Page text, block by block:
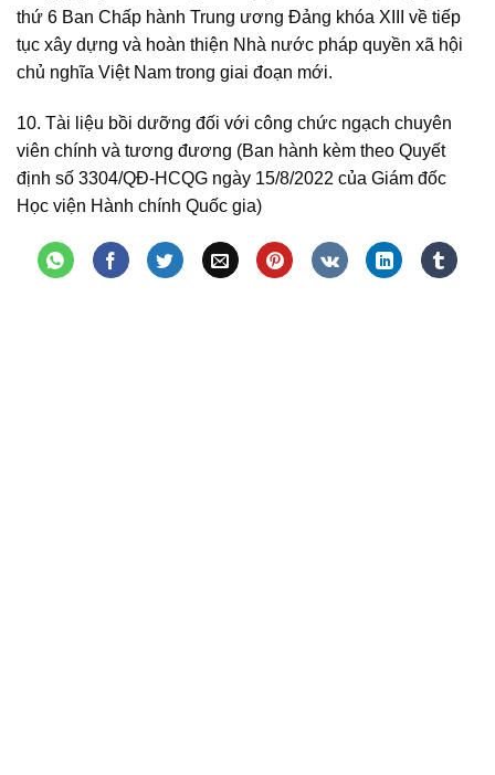
thứ 6 Ban Chấp hành Trung ương Đảng khóa XIII về tiếp
tục xây dựng và hoàn thiện Nhà nước pháp quyền xã hội
chủ nghĩa Việt Nam trong giai đoạn mới.
10. Tài liệu bồi dưỡng đối với công chức ngạch chuyên
viên chính và tương đương (Ban hành kèm theo Quyết
định số 3304/QĐ-HCQG ngày 15/8/2022 của Giám đốc
Học viện Hành chính Quốc gia)